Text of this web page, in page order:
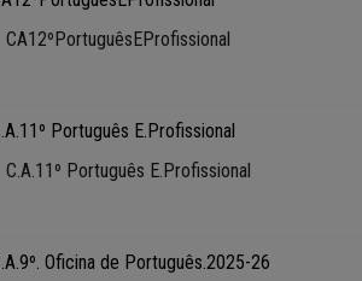
CA12ºPortuguêsEProfissional
C.A.11º Português E.Profissional